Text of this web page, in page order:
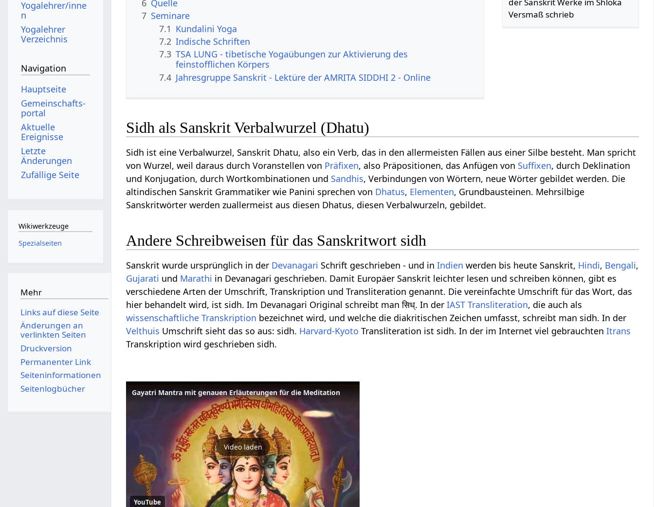
Versmaß schrieb
6 Quelle
7 Seminare
7.1 Kundalini Yoga
7.2 Indische Schriften
7.3 TSA LUNG - tibetische Yogaübungen zur Aktivierung des
feinstofflichen Körpers
7.4 Jahresgruppe Sanskrit - Lektüre der AMRITA SIDDHI 2 - Online
Sidh als Sanskrit Verbalwurzel (Dhatu)
Sidh ist eine Verbalwurzel, Sanskrit Dhatu, also ein Verb, das in den allermeisten Fällen aus einer Silbe besteht. Man spricht
von Wurzel, weil daraus durch Voranstellen von Präfixen, also Präpositionen, das Anfügen von Suffixen, durch Deklination
und Konjugation, durch Wortkombinationen und Sandhis, Verbindungen von Wörtern, neue Wörter gebildet werden. Die
altindischen Sanskrit Grammatiker wie Panini sprechen von Dhatus, Elementen, Grundbausteinen. Mehrsilbige
Sanskritwörter werden zuallermeist aus diesen Dhatus, diesen Verbalwurzeln, gebildet.
Andere Schreibweisen für das Sanskritwort sidh
Sanskrit wurde ursprünglich in der Devanagari Schrift geschrieben - und inIndien werden bis heute Sanskrit, Hindi, Bengali,
Gujarati und Marathi in Devanagari geschrieben. Damit Europäer Sanskrit leichter lesen und schreiben können, gibt es
verschiedene Arten der Umschrift, Transkription und Transliteration genannt. Die vereinfachte Umschrift für das Wort, das
hier behandelt wird, ist sidh. Im Devanagari Original schreibt man सिध्. In derIAST Transliteration, die auch als
wissenschaftliche Transkription bezeichnet wird, und welche die diakritischen Zeichen umfasst, schreibt man sidh. In der
Velthuis Umschrift sieht das so aus: sidh. Harvard-Kyoto Transliteration ist sidh. In der im Internet viel gebrauchtenItrans
Transkription wird geschrieben sidh.
Gayatri Mantra mit genauen Erläuterungen für die Meditation
Video laden
YouTube
Yogalehrer/inne
n
Yogalehrer
Verzeichnis
Navigation
Hauptseite
Gemeinschafts­
portal
Aktuelle
Ereignisse
Letzte
Änderungen
Zufällige Seite
Wikiwerkzeuge
Spezialseiten
Mehr
Links auf diese Seite
Änderungen an
verlinkten Seiten
Druckversion
Permanenter Link
Seiten­­informationen
Seitenlogbücher